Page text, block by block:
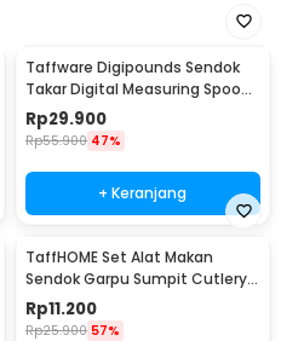
Taffware Digipounds Sendok
Takar Digital Measuring Spoon
500g 0.1g - HM10
Rp29.900
Rp55.900 47%
+ Keranjang
TaffHOME Set Alat Makan
Sendok Garpu Sumpit Cutlery
with Pouch - CJ0091
Rp11.200
Rp25.900 57%